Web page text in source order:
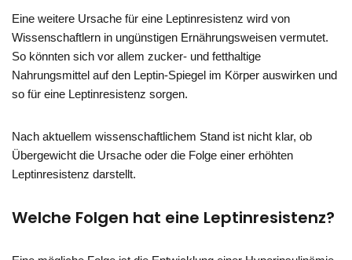
Eine weitere Ursache für eine Leptinresistenz wird von
Wissenschaftlern in ungünstigen Ernährungsweisen vermutet.
So könnten sich vor allem zucker- und fetthaltige
Nahrungsmittel auf den Leptin-Spiegel im Körper auswirken und
so für eine Leptinresistenz sorgen.
Nach aktuellem wissenschaftlichem Stand ist nicht klar, ob
Übergewicht die Ursache oder die Folge einer erhöhten
Leptinresistenz darstellt.
Welche Folgen hat eine Leptinresistenz?